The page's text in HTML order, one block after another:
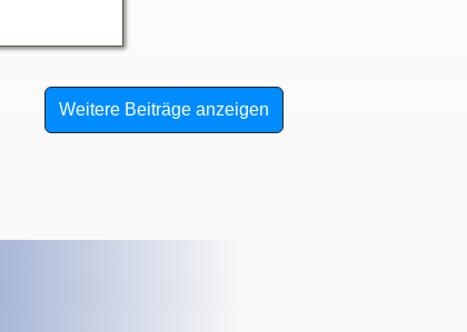
Weitere Beiträge anzeigen